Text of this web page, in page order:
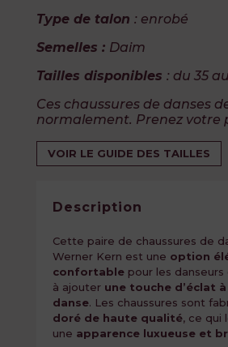
Type de talon : enrobé
Semelles : Daim
Tailles disponibles : du 35
Ces chaussures de danses
normalement. Prenez votre
VOIR LE GUIDE DES TAILLES
Description
Cette paire de chaussures de
Werner Kern est une option
confortablepour les danseurs
à ajouter une touche d’éclat
danse. Les chaussures sont
doré de haute qualité, ce qui
une apparence luxueuse et